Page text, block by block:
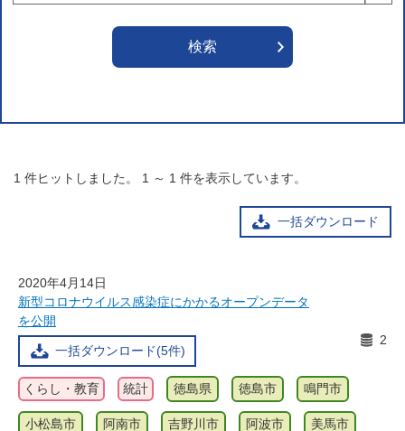
1 件ヒットしました。 1 ～ 1 件を表示しています。
一括ダウンロード
2020年4月14日
新型コロナウイルス感染症にかかるオープンデータ
を公開
一括ダウンロード(5件)
2
くらし・教育 統計 徳島県 徳島市 鳴門市
小松島市 阿南市 吉野川市 阿波市 美馬市